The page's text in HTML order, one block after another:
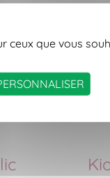
ceux que vous